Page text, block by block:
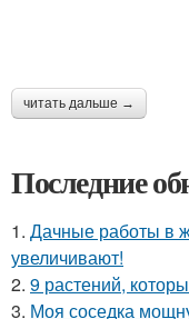
читать дальше →
Последние
1. Дачные работы в
увеличивают!
2. 9 растений,
3. Моя соседка